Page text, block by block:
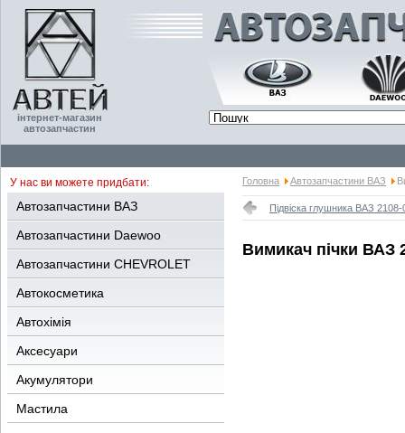
інтернет-магазин
автозапчастин
У нас ви можете придбати:
Автозапчастини ВАЗ
Автозапчастини Daewoo
Автозапчастини CHEVROLET
Автокосметика
Автохімія
Аксесуари
Акумулятори
Мастила
Головна Автозапчастини ВАЗ
Підвіска глушника ВАЗ 2108-
Вимикач пічки ВАЗ